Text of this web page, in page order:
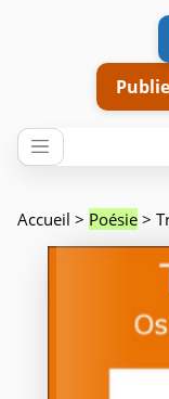
Accueil > Poésie >